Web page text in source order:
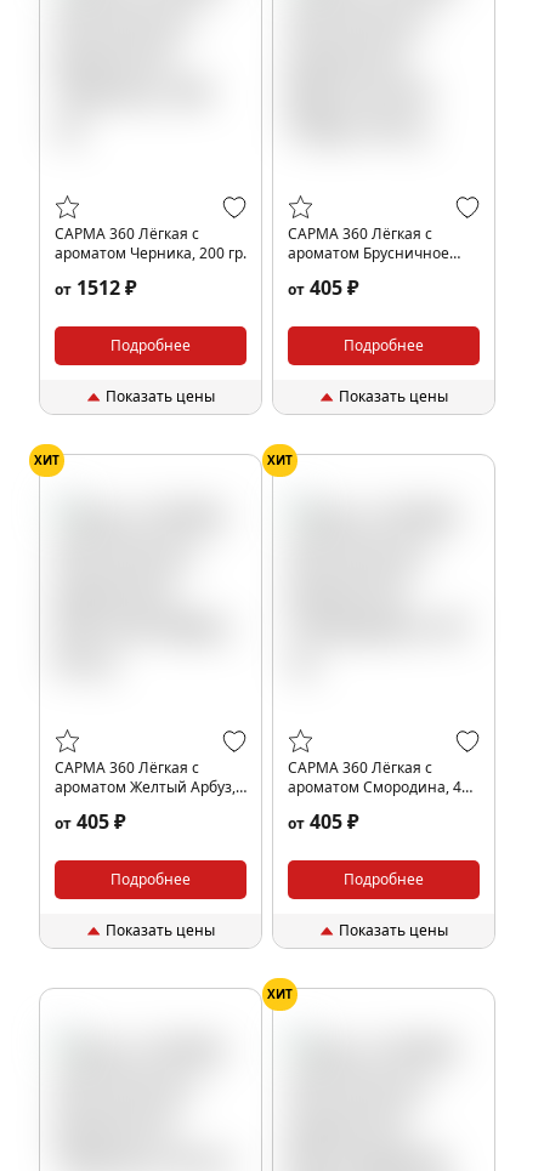
САРМА 360 Лёгкая с
ароматом Черника, 200 гр.
от 1512 ₽
Подробнее
Показать цены
САРМА 360 Лёгкая с
ароматом Брусничное
от 405 ₽
Подробнее
Показать цены
ХИТ
САРМА 360 Лёгкая с
ароматом Желтый Арбуз,
от 405 ₽
Подробнее
Показать цены
ХИТ
САРМА 360 Лёгкая с
ароматом Смородина, 40
от 405 ₽
Подробнее
Показать цены
ХИТ